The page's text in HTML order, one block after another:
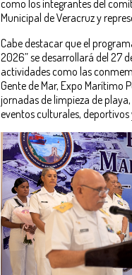
como los integrantes del
Municipal de Veracruz y
Cabe destacar que el
2026” se desarrollará del 27
actividades como las
Gente de Mar, Expo Marítimo
jornadas de limpieza de
eventos culturales,